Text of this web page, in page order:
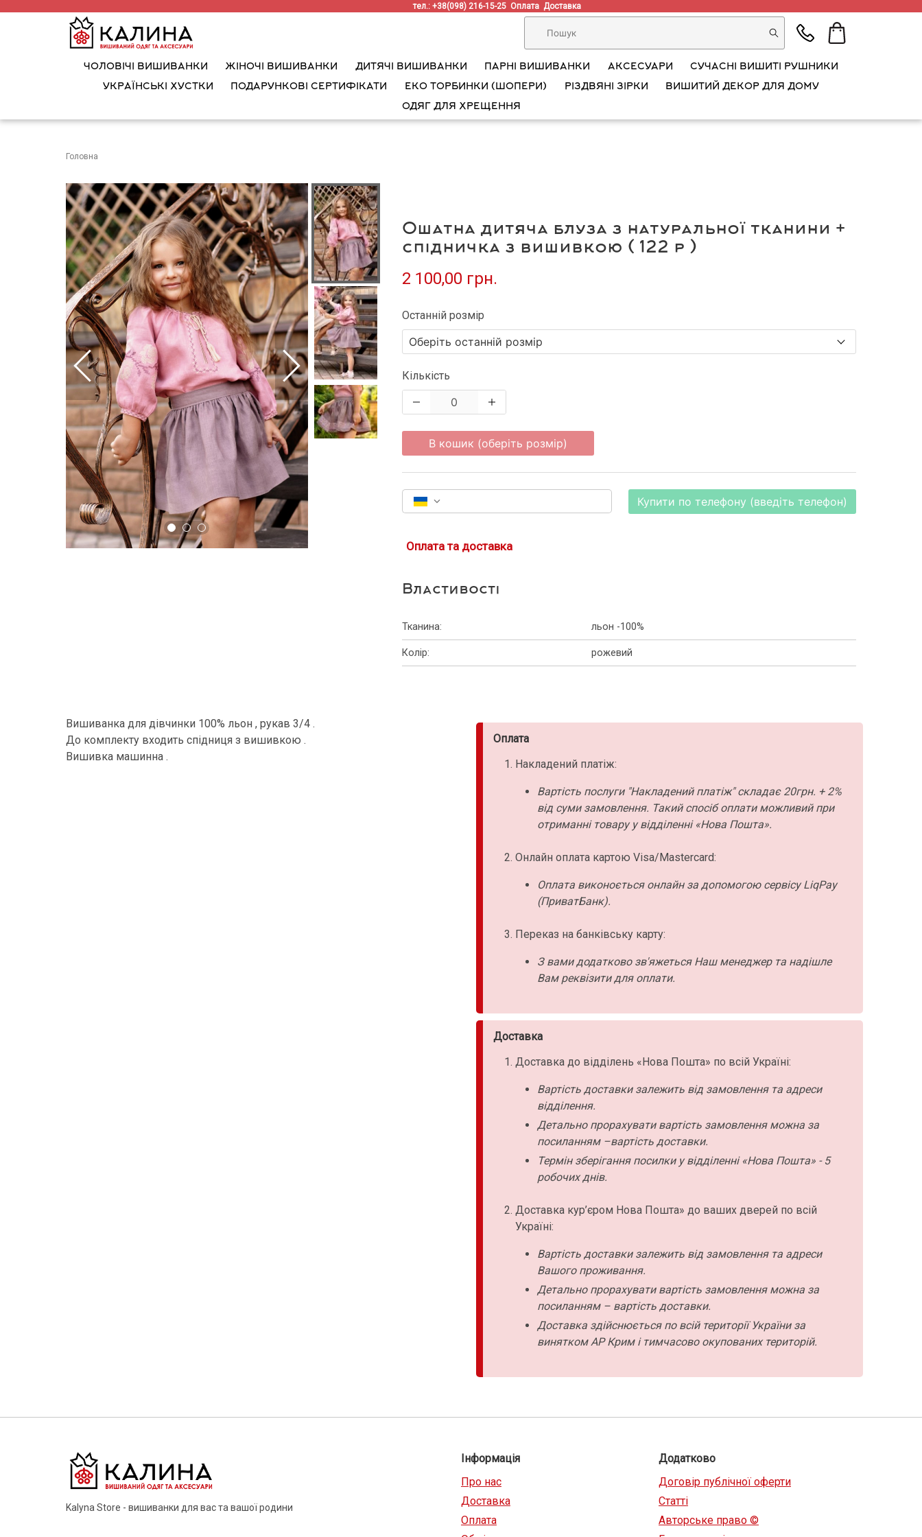
тел.: +38(098) 216-15-25 Оплата Доставка
ЧОЛОВІЧІ ВИШИВАНКИ ЖІНОЧІ ВИШИВАНКИ ДИТЯЧІ ВИШИВАНКИ ПАРНІ ВИШИВАНКИ АКСЕСУАРИ
СУЧАСНІ ВИШИТІ РУШНИКИ
УКРАЇНСЬКІ ХУСТКИ
ПОДАРУНКОВІ СЕРТИФІКАТИ ЕКО ТОРБИНКИ (ШОПЕРИ) РІЗДВЯНІ ЗІРКИ
ВИШИТИЙ ДЕКОР ДЛЯ ДОМУ
ОДЯГ ДЛЯ ХРЕЩЕННЯ
Головна
Ошатна дитяча блуза з натуральної тканини +
спідничка з вишивкою ( 122 р )
2 100,00 грн.
Останній розмір
Кількість
В кошик (оберіть розмір)
Купити по телефону (введіть телефон)
Оплата та доставка
Властивості
Тканина: льон -100%
Колір: рожевий
Вишиванка для дівчинки 100% льон , рукав 3/4 .
До комплекту входить спідниця з вишивкою .
Вишивка машинна .
Оплата
Накладений платіж:
Вартість послуги "Накладений платіж" складає 20грн. + 2%
від суми замовлення. Такий спосіб оплати можливий при
отриманні товару у відділенні «Нова Пошта».
Онлайн оплата картою Visa/Mastercard:
Оплата виконоється онлайн за допомогою сервісу LiqPay
(ПриватБанк).
Переказ на банківську карту:
З вами додатково зв'яжеться Наш менеджер та надішле
Вам реквізити для оплати.
Доставка
Доставка до відділень «Нова Пошта» по всій Україні:
Вартість доставки залежить від замовлення та адреси
відділення.
Детально прорахувати вартість замовлення можна за
посиланням –вартість доставки.
Термін зберігання посилки у відділенні «Нова Пошта» - 5
робочих днів.
Доставка кур’єром Нова Пошта» до ваших дверей по всій
Україні:
Вартість доставки залежить від замовлення та адреси
Вашого проживання.
Детально прорахувати вартість замовлення можна за
посиланням – вартість доставки.
Доставка здійснюється по всій території України за
винятком АР Крим і тимчасово окупованих територій.
Kalyna Store - вишиванки для вас та вашої родини
Інформація
Про нас
Доставка
Оплата
Додатково
Договір публічної оферти
Статті
Авторське право ©